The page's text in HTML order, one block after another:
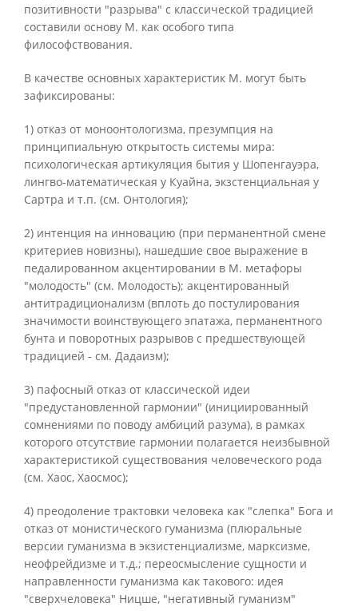
позитивности "разрыва" с классической традицией
составили основу М. как особого типа
философствования.
В качестве основных характеристик М. могут быть
зафиксированы:
1) отказ от моноонтологизма, презумпция на
принципиальную открытость системы мира:
психологическая артикуляция бытия у Шопенгауэра,
лингво-математическая у Куайна, экзстенциальная у
Сартра и т.п. (см. Онтология);
2) интенция на инновацию (при перманентной смене
критериев новизны), нашедшие свое выражение в
педалированном акцентировании в М. метафоры
"молодость" (см. Молодость); акцентированный
антитрадиционализм (вплоть до постулирования
значимости воинствующего эпатажа, перманентного
бунта и поворотных разрывов с предшествующей
традицией - см. Дадаизм);
3) пафосный отказ от классической идеи
"предустановленной гармонии" (инициированный
сомнениями по поводу амбиций разума), в рамках
которого отсутствие гармонии полагается неизбывной
характеристикой существования человеческого рода
(см. Хаос, Хаосмос);
4) преодоление трактовки человека как "слепка" Бога и
отказ от монистического гуманизма (плюральные
версии гуманизма в экзистенциализме, марксизме,
неофрейдизме и т.д.; переосмысление сущности и
направленности гуманизма как такового: идея
"сверхчеловека" Ницше, "негативный гуманизм"